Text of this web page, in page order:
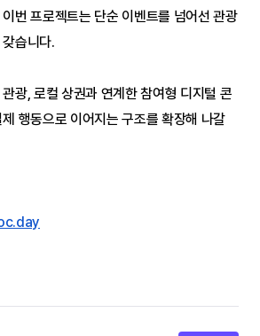
번 프로젝트는 단순 이벤트를 넘어선 관광
습니다.
광, 로컬 상권과 연계한 참여형 디지털 콘
행동으로 이어지는 구조를 확장해 나갈